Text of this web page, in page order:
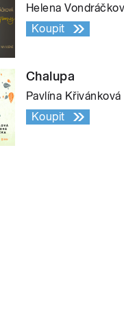
Helena
Koupit
Chalupa
Pavlína Křivánková
Koupit